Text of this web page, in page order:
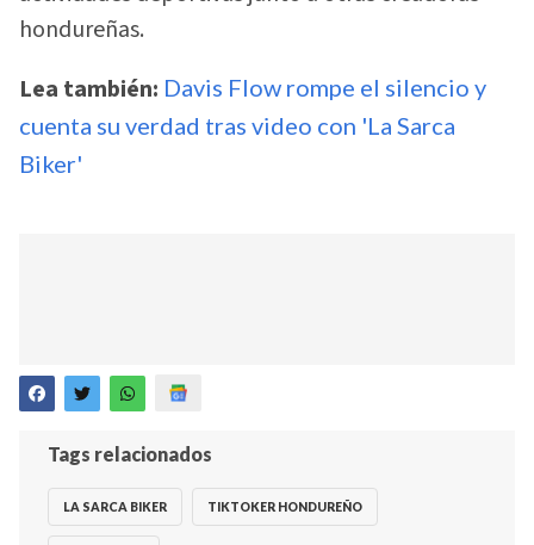
hondureñas.
Lea también: Davis Flow rompe el silencio y
cuenta su verdad tras video con 'La Sarca
Biker'
Tags relacionados
LA SARCA BIKER TIKTOKER HONDUREÑO